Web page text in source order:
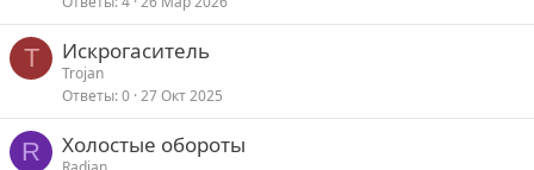
T Искрогаситель
Trojan
Ответы 0 27 Окт 2025
R Холостые обороты